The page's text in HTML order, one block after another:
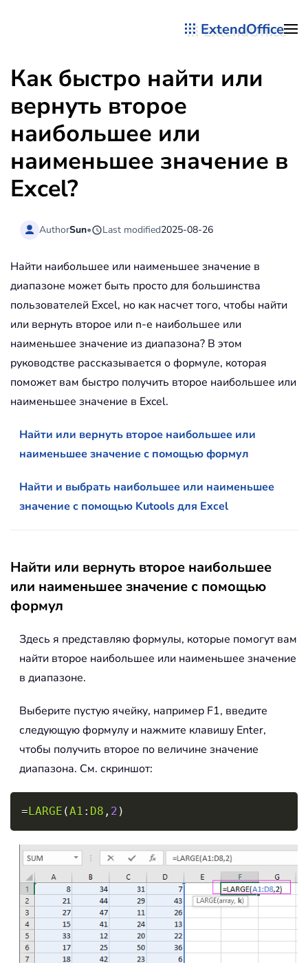
ExtendOffice
Как быстро найти или
вернуть второе
наибольшее или
наименьшее значение в
Excel?
AuthorSun• Last modified2025-08-26
Найти наибольшее или наименьшее значение в
диапазоне может быть просто для большинства
пользователей Excel, но как насчет того, чтобы найти
или вернуть второе или n-е наибольшее или
наименьшее значение из диапазона? В этом
руководстве рассказывается о формуле, которая
поможет вам быстро получить второе наибольшее или
наименьшее значение в Excel.
Найти или вернуть второе наибольшее или
наименьшее значение с помощью формул
Найти и выбрать наибольшее или наименьшее
значение с помощью Kutools для Excel
Найти или вернуть второе наибольшее
или наименьшее значение с помощью
формул
Здесь я представляю формулы, которые помогут вам
найти второе наибольшее или наименьшее значение
в диапазоне.
Выберите пустую ячейку, например F1, введите
следующую формулу и нажмите клавишу Enter,
чтобы получить второе по величине значение
диапазона. См. скриншот:
= LARGE (A1 : D8 , 2 )